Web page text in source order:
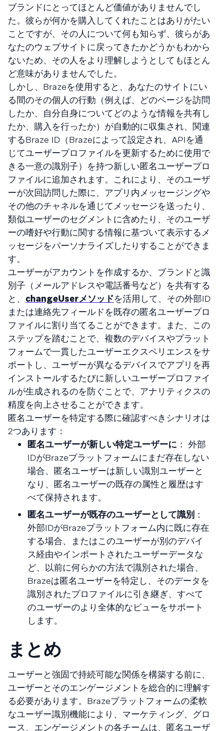
ブランドにとってほとんど価値がありませんでし
た。彼らが何かを購入してくれたことはありがたい
ことですが、その人について何も知らず、彼らがあ
なたのウェブサイトに戻ってきたかどうかもわから
ないため、その人をより理解しようとしてもほとん
ど意味がありませんでした。
しかし、Brazeを使用すると、あなたのサイトにい
る間のその個人の行動（例えば、どのページを訪問
したか、自分自身についてどのような情報を共有し
たか、購入を行ったか）が自動的に収集され、関連
するBraze ID（Brazeによって設定され、APIを通
じてユーザープロファイルを更新するために使用で
きる一意の識別子）を持つ新しい匿名ユーザープロ
ファイルに追加されます。これにより、そのユーザ
ーが次回訪問した際に、アプリ内メッセージングや
その他のチャネルを通じてメッセージを送ったり、
類似ユーザーのセグメントに含めたり、そのユーザ
ーの嗜好や行動に関する情報に基づいて表示するメ
ッセージをパーソナライズしたりすることができま
す。
ユーザーがアカウントを作成するか、ブランドと識
別子（メールアドレスや電話番号など）を共有する
と、 changeUserメソッドを活用して、その外部ID
または連絡先フィールドを既存の匿名ユーザープロ
ファイルに割り当てることができます。また、この
ステップを踏むことで、複数のデバイスやプラット
フォームで一貫したユーザーエクスペリエンスをサ
ポートし、ユーザーが異なるデバイスでアプリを再
インストールするたびに新しいユーザープロファイ
ルが生成されるのを防ぐことで、アナリティクスの
精度を向上させることができます。
匿名ユーザーを特定する際に確認すべきシナリオは
2つあります：
匿名ユーザーが新しい特定ユーザーに ： 外部
IDがBrazeプラットフォームにまだ存在しない
場合、匿名ユーザーは新しい識別ユーザーと
なり、匿名ユーザーの既存の属性と履歴はす
べて保持されます。
匿名ユーザーが既存のユーザーとして識別 ：
外部IDがBrazeプラットフォーム内に既に存在
する場合、またはこのユーザーが別のデバイ
ス経由やインポートされたユーザーデータな
ど、以前に何らかの方法で識別された場合、
Brazeは匿名ユーザーを特定し、そのデータを
識別されたプロファイルに引き継ぎ、すべて
のユーザーのより全体的なビューをサポート
します。
まとめ
ユーザーと強固で持続可能な関係を構築する前に、
ユーザーとそのエンゲージメントを総合的に理解す
る必要があります。Brazeプラットフォームの柔軟
なユーザー識別機能により、マーケティング、グロ
ース、エンゲージメントの各チームは、匿名ユーザ